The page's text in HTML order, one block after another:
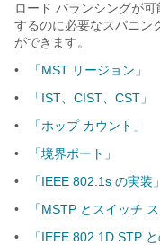
ロード バランシングが
するのに必要なスパニン
ができます。
•
「MST リージョン」
•
「IST、CIST、CST」
•
「ホップ カウント」
•
「境界ポート」
•
「IEEE 802.1s の実装」
•
「MSTP とスイッチ ス
•
「IEEE 802.1D STP